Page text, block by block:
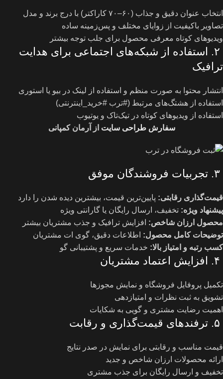
انتخاب عنوان دقیق و جذاب (۶۰–۷۰ کاراکتر) با درج برند و مدل
تصاویر باکیفیت از زوایای مختلف و پس‌زمینه ساده
ویدیوهای کوتاه معرفی محصول برای جلب توجه بیشتر
۲. استفاده از شبکه‌های اجتماعی برای هدایت
ترافیک
انتشار محتوا به صورت منظم و استفاده از لینک در بیو یا استوری
استفاده از هشتگ‌های مرتبط (#ترب #خرید_اینترنتی)
استفاده از ویدیوهای کوتاه در تیک‌تاک و یوتیوب
سفارش طراحی سایت از آرمان کمپانی
قیمت‌گذاری رقابتی: پایین‌ترین قیمت، بیشترین دیده شدن را دارد
پیشنهاد ویژه: تخفیف، ارسال رایگان یا گارانتی ویژه
محصول ارزان شاخص: افزایش ترافیک و جذب مشتریان بیشتر
توضیحات کامل محصول: اطلاعات دقیق، گوی ات مشتریان
کسب رتبه و امتیاز بالا: خدمات سریع و پشتیبانی گو
تکمیل پروفایل فروشگاه و نمایش مجوزها
تشویق به ثبت نظرات و امتیازدهی
اهمیت رضایت مشتری و گویی به شکایات
قیمت مناسب و رقابتی برای نمایش در صدر نتایج
ارائه محصولات ارزان شاخص و جدید
تخفیف و ارسال رایگان برای جذب مشتری